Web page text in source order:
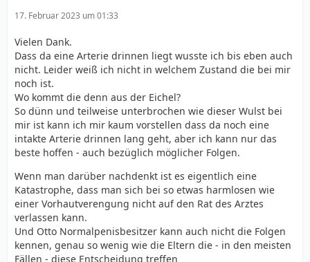
17. Februar 2023 um 01:33
Vielen Dank.
Dass da eine Arterie drinnen liegt wusste ich bis eben auch
nicht. Leider weiß ich nicht in welchem Zustand die bei mir
noch ist.
Wo kommt die denn aus der Eichel?
So dünn und teilweise unterbrochen wie dieser Wulst bei
mir ist kann ich mir kaum vorstellen dass da noch eine
intakte Arterie drinnen lang geht, aber ich kann nur das
beste hoffen - auch bezüglich möglicher Folgen.
Wenn man darüber nachdenkt ist es eigentlich eine
Katastrophe, dass man sich bei so etwas harmlosen wie
einer Vorhautverengung nicht auf den Rat des Arztes
verlassen kann.
Und Otto Normalpenisbesitzer kann auch nicht die Folgen
kennen, genau so wenig wie die Eltern die - in den meisten
Fällen - diese Entscheidung treffen